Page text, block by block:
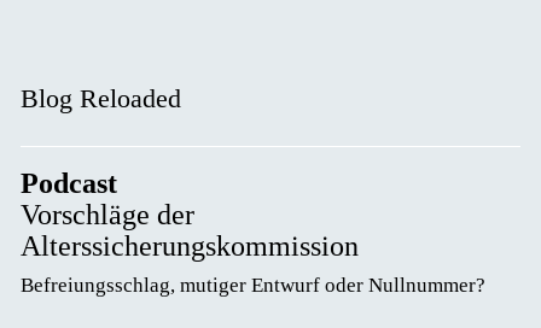
Blog Reloaded
Podcast
Vorschläge der
Alterssicherungskommission
Befreiungsschlag, mutiger Entwurf oder Nullnummer?